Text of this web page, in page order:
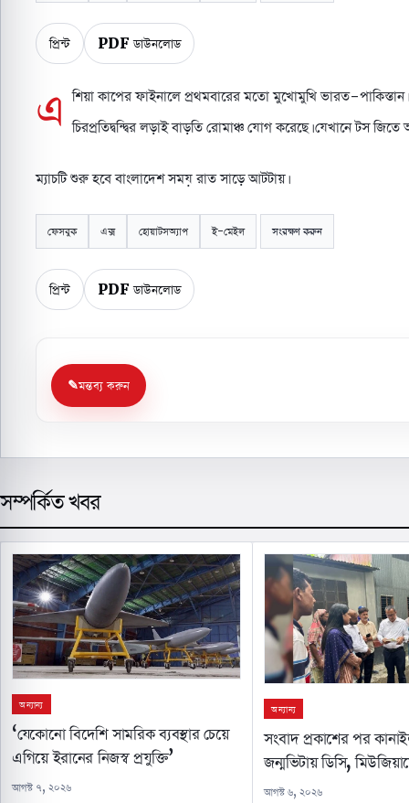
প্রিন্ট PDF ডাউনলোড
এ শিয়া কাপের ফাইনালে প্রথমবারের মতো মুখোমুখি ভারত-
চিরপ্রতিদ্বন্দ্বির লড়াই বাড়তি রোমাঞ্চ যোগ করেছে। যেখানে টস জিতে
ম্যাচটি শুরু হবে বাংলাদেশ সময় রাত সাড়ে আটটায়।
ফেসবুক এক্স হোয়াটসঅ্যাপ ই-মেইল সংরক্ষণ করুন
প্রিন্ট PDF ডাউনলোড
মন্তব্য করুন
সম্পর্কিত খবর
অন্যান্য
‘যেকোনো বিদেশি সামরিক ব্যবস্থার চেয়ে
এগিয়ে ইরানের নিজস্ব প্রযুক্তি’
আগস্ট ৭, ২০২৬
অন্যান্য
সংবাদ প্রকাশের পর
জন্মভিটায় ডিসি,
আগস্ট ৬, ২০২৬